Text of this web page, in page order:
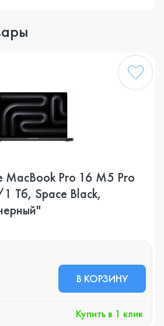
MacBook Pro 16 M5 Pro
Тб, Space Black,
В КОРЗИНУ
Купить в 1 клик